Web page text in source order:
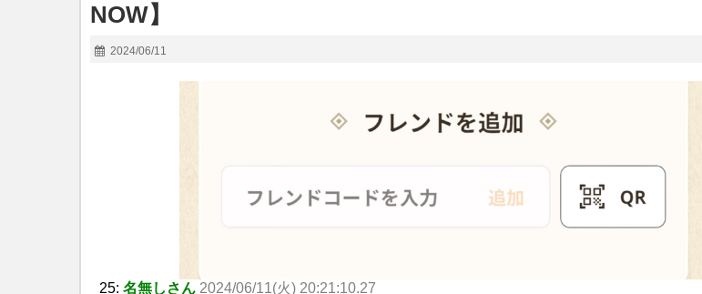
NOW】
2024/06/11
25: 名無しさん 2024/06/11(火) 20:21:10.27